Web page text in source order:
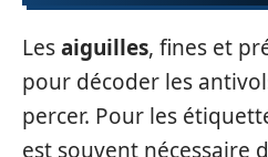
Lesaiguilles, fines et
pour décoder les
percer. Pour les
est souvent nécessaire